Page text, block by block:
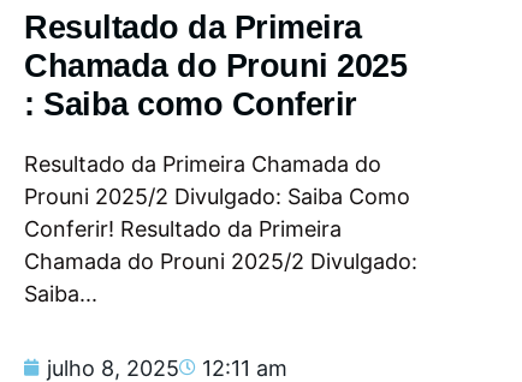
Resultado da Primeira
Chamada do Prouni 2025
: Saiba como Conferir
Resultado da Primeira Chamada do
Prouni 2025/2 Divulgado: Saiba Como
Conferir! Resultado da Primeira
Chamada do Prouni 2025/2 Divulgado:
Saiba...
julho 8, 2025 12:11 am